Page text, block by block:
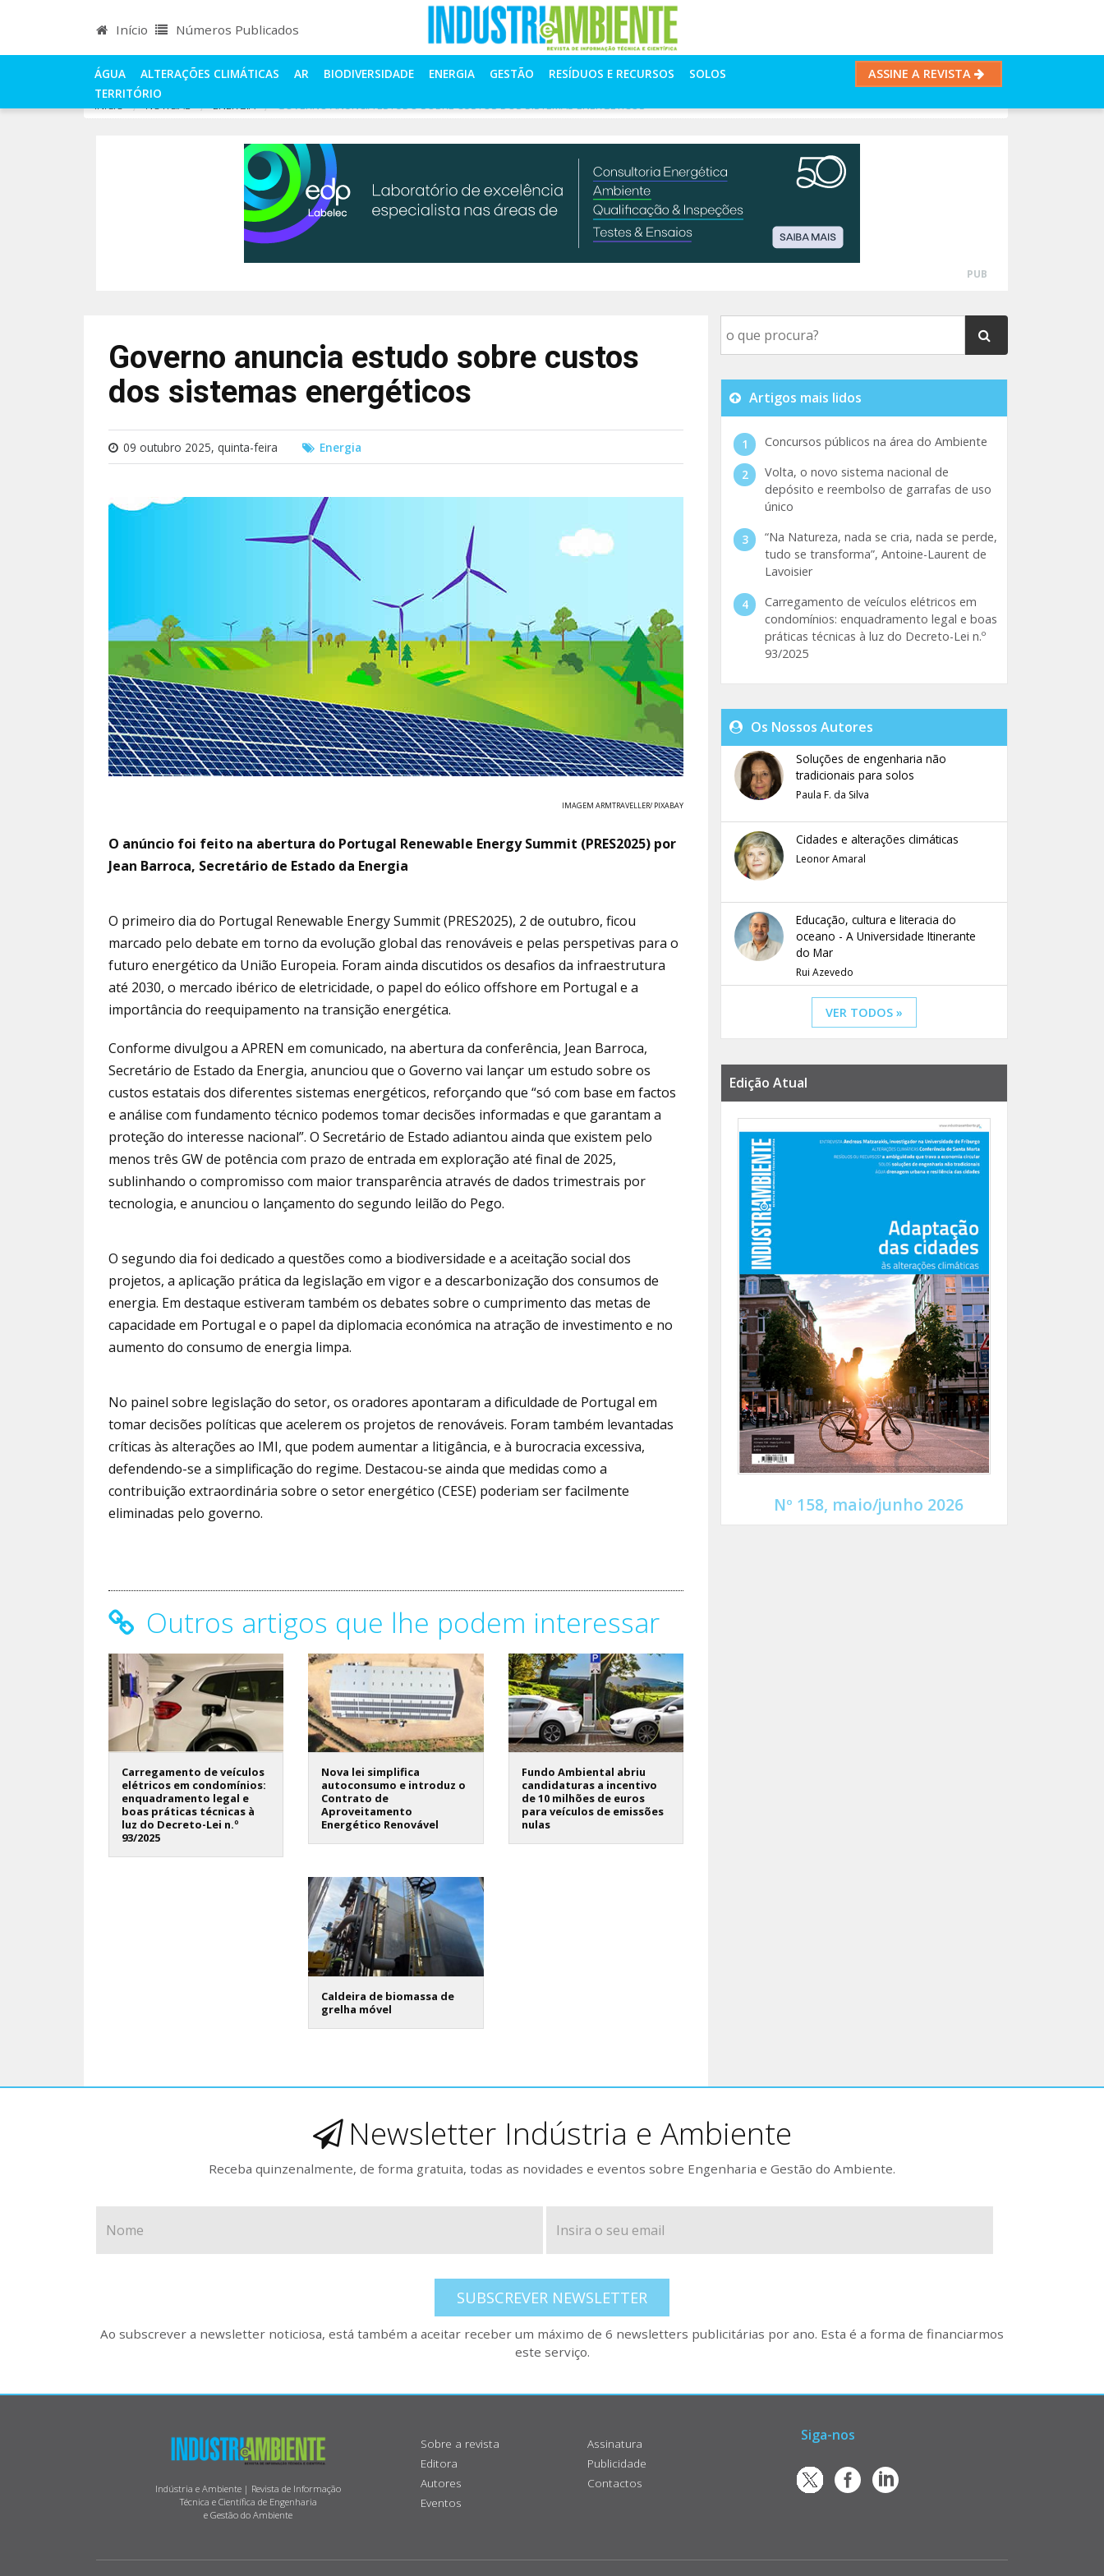
Início Números Publicados
ÁGUA ALTERAÇÕES CLIMÁTICAS AR BIODIVERSIDADE ENERGIA GESTÃO RESÍDUOS E RECURSOS
SOLOS
TERRITÓRIO
ASSINE A REVISTA
INÍCIO NOTÍCIAS ENERGIA GOVERNO ANUNCIA ESTUDO SOBRE CUSTOS DOS SISTEMAS ENERGÉTICOS
PUB
Governo anuncia estudo sobre custos
dos sistemas energéticos
09 outubro 2025, quinta-feira Energia
IMAGEM ARMTRAVELLER/ PIXABAY
O anúncio foi feito na abertura do Portugal Renewable Energy Summit (PRES2025) por
Jean Barroca, Secretário de Estado da Energia
O primeiro dia do Portugal Renewable Energy Summit (PRES2025), 2 de outubro, ficou
marcado pelo debate em torno da evolução global das renováveis e pelas perspetivas para o
futuro energético da União Europeia. Foram ainda discutidos os desafios da infraestrutura
até 2030, o mercado ibérico de eletricidade, o papel do eólico offshore em Portugal e a
importância do reequipamento na transição energética.
Conforme divulgou a APREN em comunicado, na abertura da conferência, Jean Barroca,
Secretário de Estado da Energia, anunciou que o Governo vai lançar um estudo sobre os
custos estatais dos diferentes sistemas energéticos, reforçando que “só com base em factos
e análise com fundamento técnico podemos tomar decisões informadas e que garantam a
proteção do interesse nacional”. O Secretário de Estado adiantou ainda que existem pelo
menos três GW de potência com prazo de entrada em exploração até final de 2025,
sublinhando o compromisso com maior transparência através de dados trimestrais por
tecnologia, e anunciou o lançamento do segundo leilão do Pego.
O segundo dia foi dedicado a questões como a biodiversidade e a aceitação social dos
projetos, a aplicação prática da legislação em vigor e a descarbonização dos consumos de
energia. Em destaque estiveram também os debates sobre o cumprimento das metas de
capacidade em Portugal e o papel da diplomacia económica na atração de investimento e no
aumento do consumo de energia limpa.
No painel sobre legislação do setor, os oradores apontaram a dificuldade de Portugal em
tomar decisões políticas que acelerem os projetos de renováveis. Foram também levantadas
críticas às alterações ao IMI, que podem aumentar a litigância, e à burocracia excessiva,
defendendo-se a simplificação do regime. Destacou-se ainda que medidas como a
contribuição extraordinária sobre o setor energético (CESE) poderiam ser facilmente
eliminadas pelo governo.
Outros artigos que lhe podem interessar
Carregamento de veículos
elétricos em condomínios:
enquadramento legal e
boas práticas técnicas à
luz do Decreto-Lei n.º
93/2025
Nova lei simplifica
autoconsumo e introduz o
Contrato de
Aproveitamento
Energético Renovável
Fundo Ambiental abriu
candidaturas a incentivo
de 10 milhões de euros
para veículos de emissões
nulas
Caldeira de biomassa de
grelha móvel
Artigos mais lidos
Concursos públicos na área do Ambiente
Volta, o novo sistema nacional de
depósito e reembolso de garrafas de uso
único
“Na Natureza, nada se cria, nada se perde,
tudo se transforma”, Antoine-Laurent de
Lavoisier
Carregamento de veículos elétricos em
condomínios: enquadramento legal e boas
práticas técnicas à luz do Decreto-Lei n.º
93/2025
Os Nossos Autores
Soluções de engenharia não
tradicionais para solos
Paula F. da Silva
Cidades e alterações climáticas
Leonor Amaral
Educação, cultura e literacia do
oceano - A Universidade Itinerante
do Mar
Rui Azevedo
VER TODOS »
Edição Atual
Nº 158, maio/junho 2026
Newsletter Indústria e Ambiente
Receba quinzenalmente, de forma gratuita, todas as novidades e eventos sobre Engenharia e Gestão do Ambiente.
SUBSCREVER NEWSLETTER
Ao subscrever a newsletter noticiosa, está também a aceitar receber um máximo de 6 newsletters publicitárias por ano. Esta é a forma de financiarmos
este serviço.
Indústria e Ambiente | Revista de Informação
Técnica e Científica de Engenharia
e Gestão do Ambiente
Sobre a revista
Editora
Autores
Eventos
Assinatura
Publicidade
Contactos
Siga-nos